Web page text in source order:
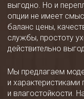
выгодно. Но и
опции не имеет
баланс цены,
службы, простоту
действительно
Мы предлагаем
и характеристиками
и влагостойкости.